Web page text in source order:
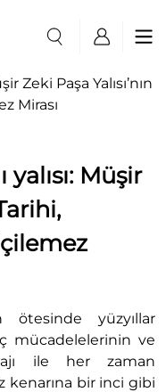
Müşir
ötesinde yüzyıllar
mücadelelerinin ve
ile her zaman
bir inci gibi